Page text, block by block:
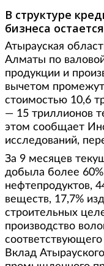
В структуре
бизнеса
Атырауская
Алматы по
продукции и
вычетом
стоимостью 10,6
— 15 триллионов
этом сообщает
исследований,
За 9 месяцев
добыла более
нефтепродуктов,
веществ, 17,7%
строительных
производство
Вклад